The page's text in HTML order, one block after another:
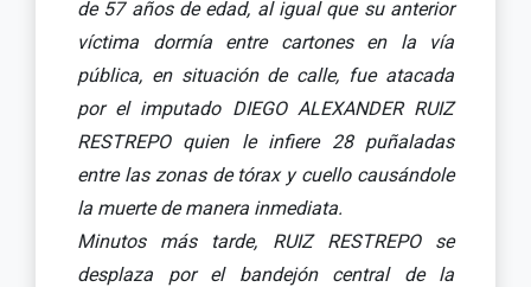
de 57 años de edad, al igual que su anterior
víctima dormía entre cartones en la vía
pública, en situación de calle, fue atacada
por el imputado DIEGO ALEXANDER RUIZ
RESTREPO quien le infiere 28 puñaladas
entre las zonas de tórax y cuello causándole
la muerte de manera inmediata.
Minutos más tarde, RUIZ RESTREPO se
desplaza por el bandejón central de la